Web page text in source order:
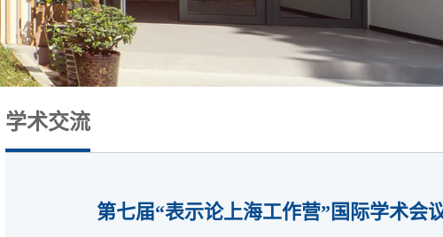
学术交流
第七届“表示论上海工作营”国际学术会